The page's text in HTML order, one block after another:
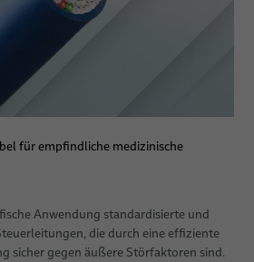
für empfindliche medizinische
Anwendung standardisierte und
die durch eine effiziente
sicher gegen äußere Störfaktoren sind.